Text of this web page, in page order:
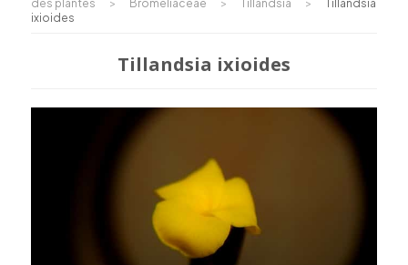
des plantes
> Bromeliaceae > Tillandsia >
Tillandsia
ixioides
Tillandsia ixioides